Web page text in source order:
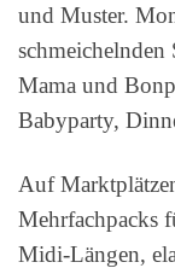
und Muster.
Mama und
Babyparty,
Auf
Mehrfachpacks
Midi-Längen,